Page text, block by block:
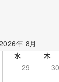
2026年 8月
水 木
29 30